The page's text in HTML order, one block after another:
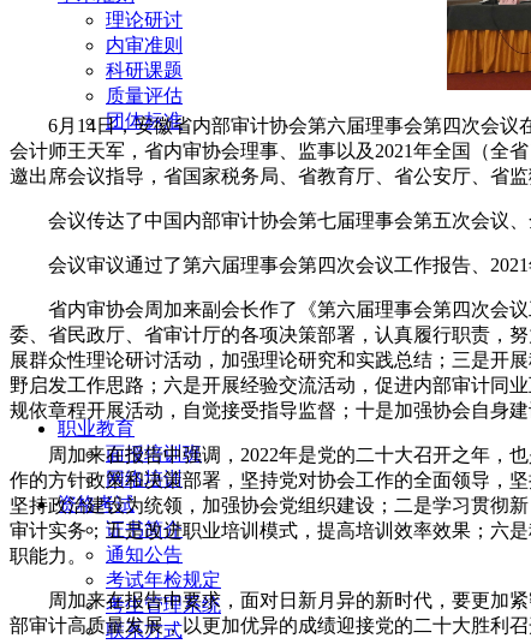
理论研讨
内审准则
科研课题
质量评估
团体标准
职业教育
面授培训班
网络培训
资格考试
证书简介
通知公告
考试年检规定
考生管理系统
联系方式
6月14日，安徽省内部审计协会第六届理事会第四次会
会计师王天军，省内审协会理事、监事以及2021年全国（全
邀出席会议指导，省国家税务局、省教育厅、省公安厅、省
会议传达了中国内部审计协会第七届理事会第五次会议
会议审议通过了第六届理事会第四次会议工作报告、
省内审协会周加来副会长作了《第六届理事会第四次会
委、省民政厅、省审计厅的各项决策部署，认真履行职责，
展群众性理论研讨活动，加强理论研究和实践总结；三是开
野启发工作思路；六是开展经验交流活动，促进内部审计同
规依章程开展活动，自觉接受指导监督；十是加强协会自身建
周加来在报告中强调，2022年是党的二十大召开之年，
作的方针政策和决策部署，坚持党对协会工作的全面领导，
坚持政治建设为统领，加强协会党组织建设；二是学习贯彻
审计实务；五是改进职业培训模式，提高培训效率效果；六
职能力。
周加来在报告中要求，面对日新月异的新时代，要更加
部审计高质量发展，以更加优异的成绩迎接党的二十大胜利